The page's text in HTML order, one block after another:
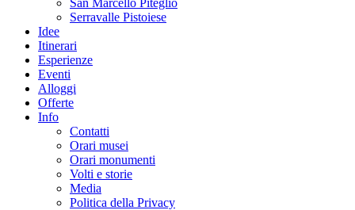
San Marcello Piteglio
Serravalle Pistoiese
Idee
Itinerari
Esperienze
Eventi
Alloggi
Offerte
Info
Contatti
Orari musei
Orari monumenti
Volti e storie
Media
Politica della Privacy